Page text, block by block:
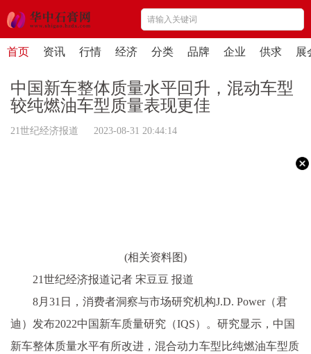
首页 资讯 行情 经济 分类 品牌 企业 供求 展
中国新车整体质量水平回升，混动车型
较纯燃油车型质量表现更佳
21世纪经济报道 2023-08-31 20:44:14
(相关资料图)
21世纪经济报道记者 宋豆豆 报道
8月31日，消费者洞察与市场研究机构J.D. Power（君
迪）发布2022中国新车质量研究（IQS）。研究显示，中国
新车整体质量水平有所改进，混合动力车型比纯燃油车型质